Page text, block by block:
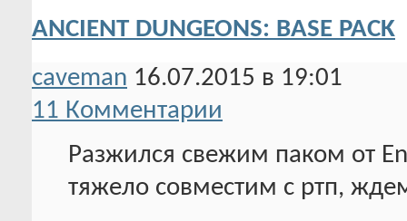
ANCIENT DUNGEONS: BASE PACK
caveman 16.07.2015 в 19:01
11 Комментарии
Разжился свежим паком от
тяжело совместим с ртп,